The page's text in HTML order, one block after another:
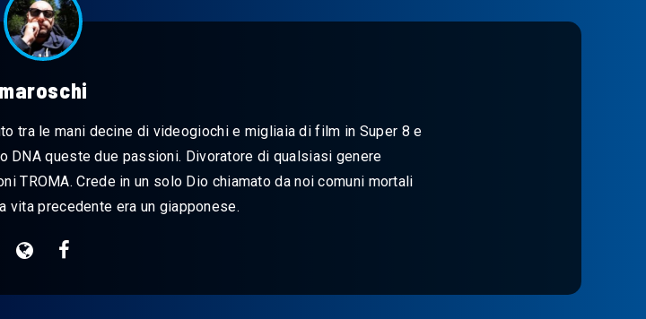
maroschi
tra le mani decine di videogiochi e migliaia di film in Super 8 e
DNA queste due passioni. Divoratore di qualsiasi genere
TROMA. Crede in un solo Dio chiamato da noi comuni mortali
vita precedente era un giapponese.